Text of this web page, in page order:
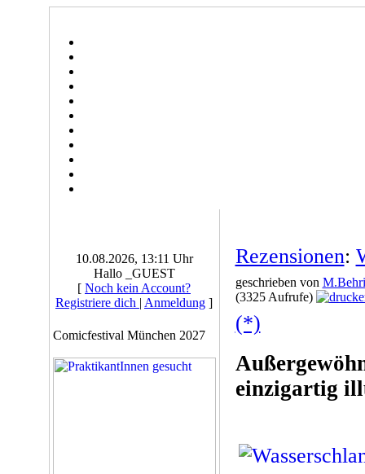
10.08.2026, 13:11 Uhr
Hallo _GUEST
[ Noch kein Account?
Registriere dich | Anmeldung ]
Comicfestival München 2027
Rezensionen:
geschrieben von
(3325 Aufrufe)
(*)
einzigartig